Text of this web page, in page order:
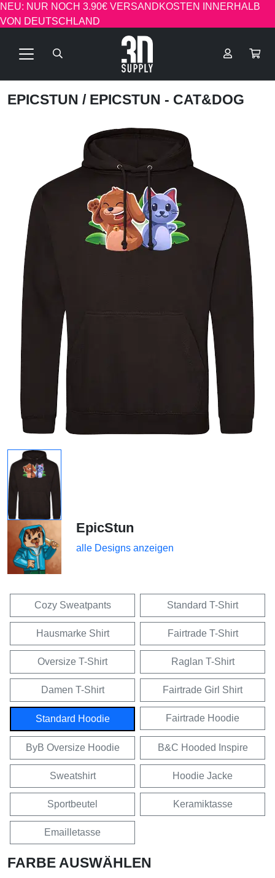
NEU: NUR NOCH 3.90€ VERSANDKOSTEN INNERHALB
VON DEUTSCHLAND
EPICSTUN / EPICSTUN - CAT&DOG
EpicStun
alle Designs anzeigen
Cozy Sweatpants Standard T-Shirt
Hausmarke Shirt Fairtrade T-Shirt
Oversize T-Shirt Raglan T-Shirt
Damen T-Shirt Fairtrade Girl Shirt
Standard Hoodie Fairtrade Hoodie
ByB Oversize Hoodie B&C Hooded Inspire
Sweatshirt Hoodie Jacke
Sportbeutel Keramiktasse
Emailletasse
FARBE AUSWÄHLEN